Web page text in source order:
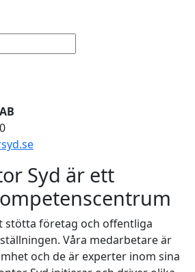
Syd är ett
stötta företag och offentliga
Våra medarbetare är
och de är experter inom sina